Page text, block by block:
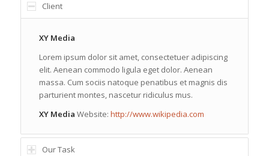
Client
XY Media
Lorem ipsum dolor sit amet, consectetuer adipiscing
elit. Aenean commodo ligula eget dolor. Aenean
massa. Cum sociis natoque penatibus et magnis dis
parturient montes, nascetur ridiculus mus.
XY Media Website: http://www.wikipedia.com
Our Task